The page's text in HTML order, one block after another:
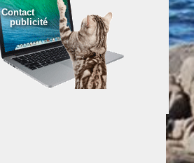
Contact
publicité